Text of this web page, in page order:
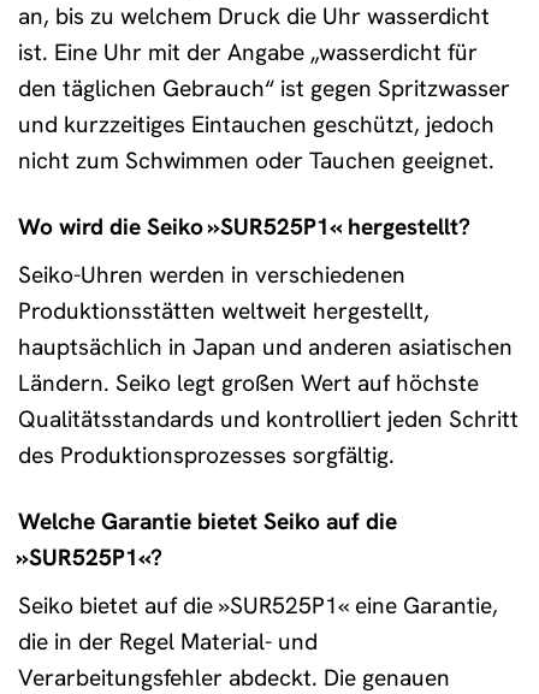
an, bis zu welchem Druck die Uhr wasserdicht
ist. Eine Uhr mit der Angabe „wasserdicht für
den täglichen Gebrauch“ ist gegen Spritzwasser
und kurzzeitiges Eintauchen geschützt, jedoch
nicht zum Schwimmen oder Tauchen geeignet.
Wo wird die Seiko »SUR525P1« hergestellt?
Seiko-Uhren werden in verschiedenen
Produktionsstätten weltweit hergestellt,
hauptsächlich in Japan und anderen asiatischen
Ländern. Seiko legt großen Wert auf höchste
Qualitätsstandards und kontrolliert jeden Schritt
des Produktionsprozesses sorgfältig.
Welche Garantie bietet Seiko auf die
»SUR525P1«?
Seiko bietet auf die »SUR525P1« eine Garantie,
die in der Regel Material- und
Verarbeitungsfehler abdeckt. Die genauen